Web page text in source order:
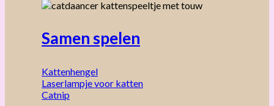
Samen spelen
Kattenhengel
Laserlampje voor katten
Catnip